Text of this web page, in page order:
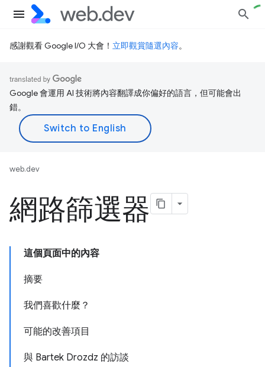
感謝觀看 Google I/O 大會！ 立即觀賞隨選內容。
Google 會運用 AI 技術將內容翻譯成你偏好的語言，但可能會出
錯。
web.dev
網路篩選器
這個頁面中的內容
摘要
我們喜歡什麼？
可能的改善項目
與 Bartek Drozdz 的訪談